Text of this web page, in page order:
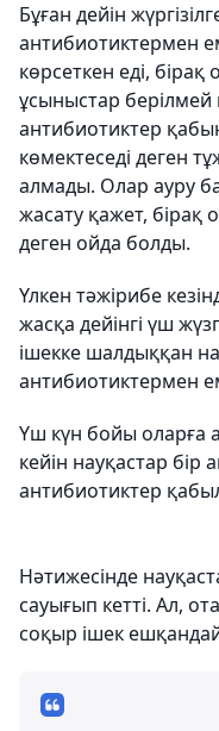
Бұған дейін
антибиотиктермен
көрсеткен еді,
ұсыныстар берілмей
антибиотиктер
көмектеседі деген
алмады. Олар ауру
жасату қажет, бірақ
деген ойда болды.
Үлкен тәжірибе
жасқа дейінгі үш
ішекке шалдыққан
антибиотиктермен
Үш күн бойы оларға
кейін науқастар бір
антибиотиктер
Нәтижесінде
сауығып кетті. Ал,
соқыр ішек